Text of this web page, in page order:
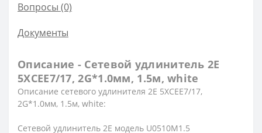
Вопросы (0)
Документы
Описание - Сетевой удлинитель 2E
5XCEE7/17, 2G*1.0мм, 1.5м, white
Описание сетевого удлинителя 2E 5XCEE7/17,
2G*1.0мм, 1.5м, white:
Сетевой удлинитель 2E модель U0510M1.5